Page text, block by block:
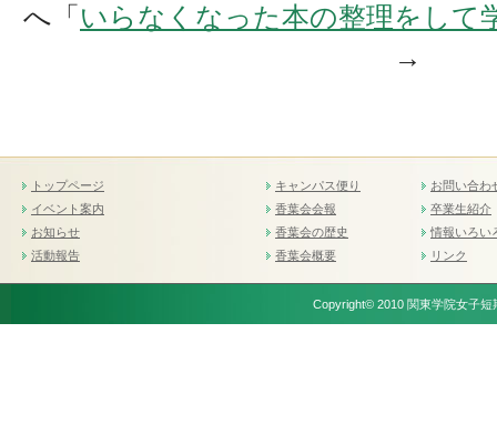
へ「 いらなくなった本の整理をして
→
トップページ
イベント案内
お知らせ
活動報告
キャンパス便り
香葉会会報
香葉会の歴史
香葉会概要
お問い合わ
卒業生紹介
情報いろい
リンク
Copyright© 2010 関東学院女子